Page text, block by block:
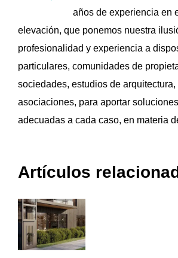
años de experiencia en
elevación, que ponemos nuestra
profesionalidad y experiencia a
particulares, comunidades de
sociedades, estudios de
asociaciones, para aportar
adecuadas a cada caso, en materia
Artículos